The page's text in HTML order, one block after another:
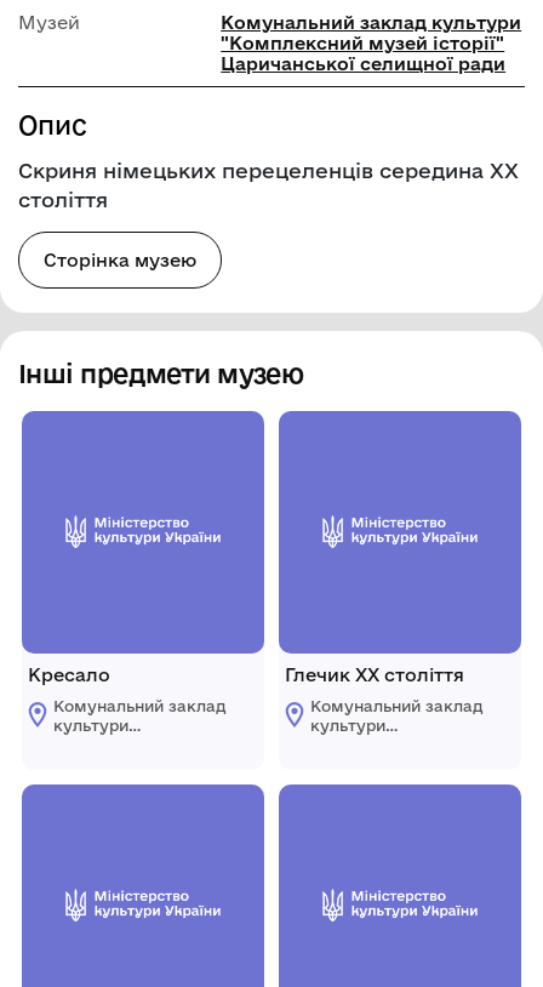
Музей
Комунальний заклад культури
"Комплексний музей історії"
Царичанської селищної ради
Опис
Скриня німецьких перецеленців середина ХХ
століття
Сторінка музею
Інші предмети музею
Кресало
Комунальний заклад
культури
Царичанської
Глечик ХХ століття
Комунальний заклад
культури
Царичанської